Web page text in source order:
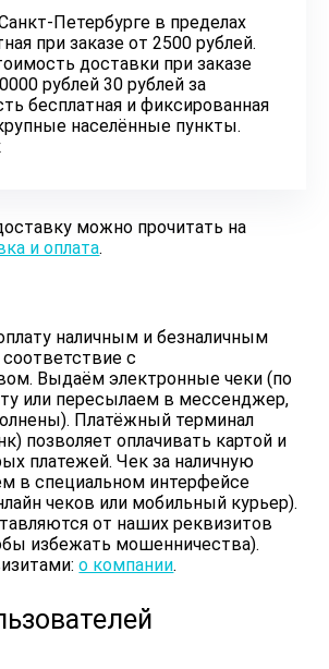
Петербурге в пределах
при заказе от 2500 рублей.
доставки при заказе
рублей 30 рублей за
бесплатная и фиксированная
населённые пункты.
можно прочитать на
и оплата.
наличным и безналичным
с
Выдаём электронные чеки (по
или пересылаем в мессенджер,
Платёжный терминал
позволяет оплачивать картой и
платежей. Чек за наличную
в специальном интерфейсе
чеков или мобильный курьер).
от наших реквизитов
избежать мошенничества).
о компании.